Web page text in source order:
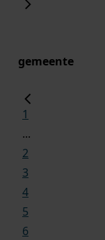
gemeente
1
...
2
3
4
5
6